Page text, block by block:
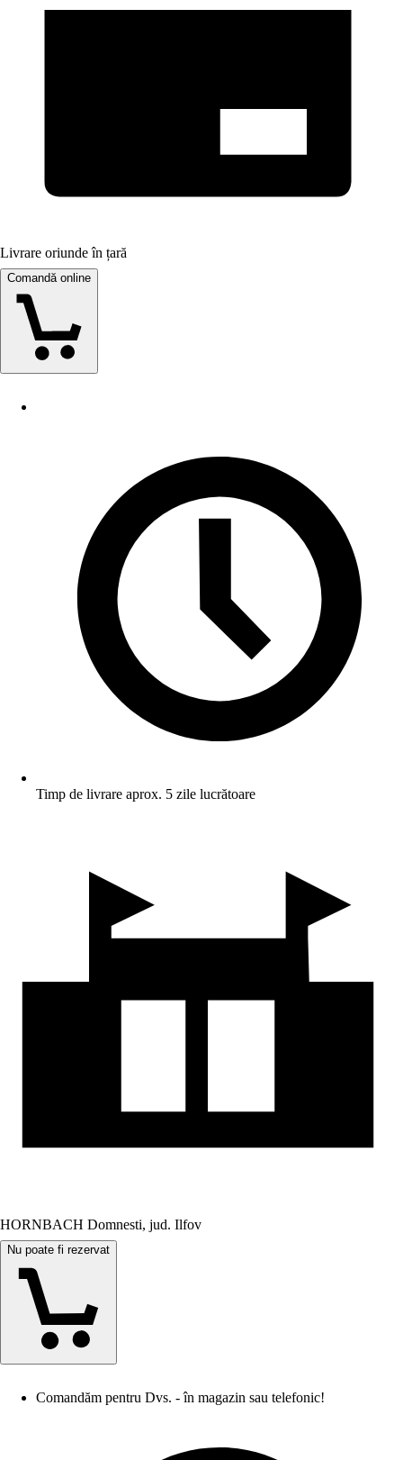
Livrare oriunde în țară
Comandă online
Timp de livrare aprox. 5 zile lucrătoare
HORNBACH Domnesti, jud. Ilfov
Nu poate fi rezervat
Comandăm pentru Dvs. - în magazin sau telefonic!